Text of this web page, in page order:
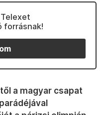
forrásnak!
a magyar csapat